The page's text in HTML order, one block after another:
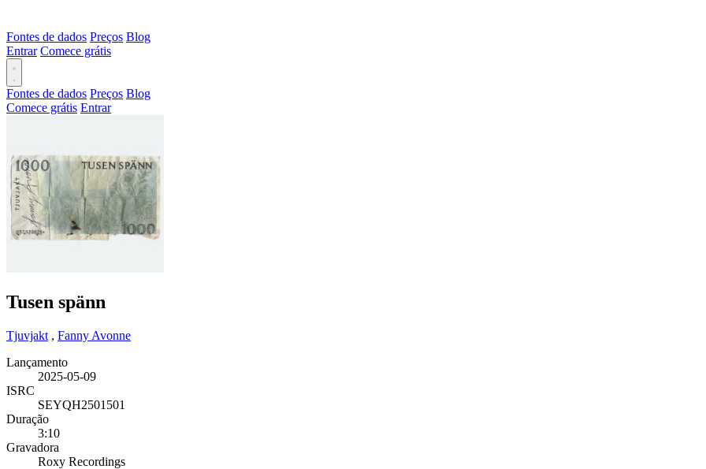
Fontes de dados Preços Blog
Entrar Comece grátis
Fontes de dados Preços Blog
Comece grátis Entrar
Tusen spänn
Tjuvjakt , Fanny Avonne
Lançamento
2025-05-09
ISRC
SEYQH2501501
Duração
3:10
Gravadora
Roxy Recordings